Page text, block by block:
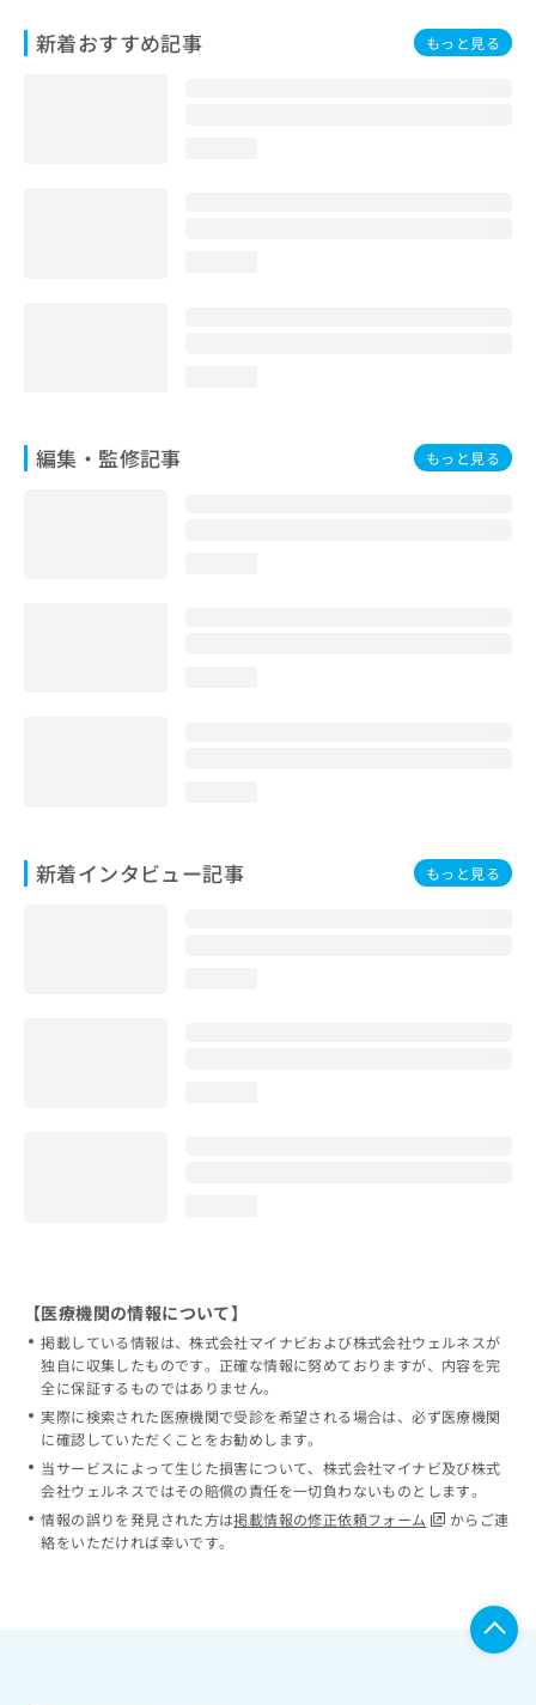
新着おすすめ記事 もっと見る
編集・監修記事 もっと見る
新着インタビュー記事 もっと見る
問
【医療機関の情報について】
掲載している情報は、株式会社マイナビおよび株式会社ウェルネスが
独自に収集したものです。正確な情報に努めておりますが、内容を完
全に保証するものではありません。
実際に検索された医療機関で受診を希望される場合は、必ず医療機関
に確認していただくことをお勧めします。
当サービスによって生じた損害について、株式会社マイナビ及び株式
会社ウェルネスではその賠償の責任を一切負わないものとします。
情報の誤りを発見された方は掲載情報の修正依頼フォーム
からご連
絡をいただければ幸いです。